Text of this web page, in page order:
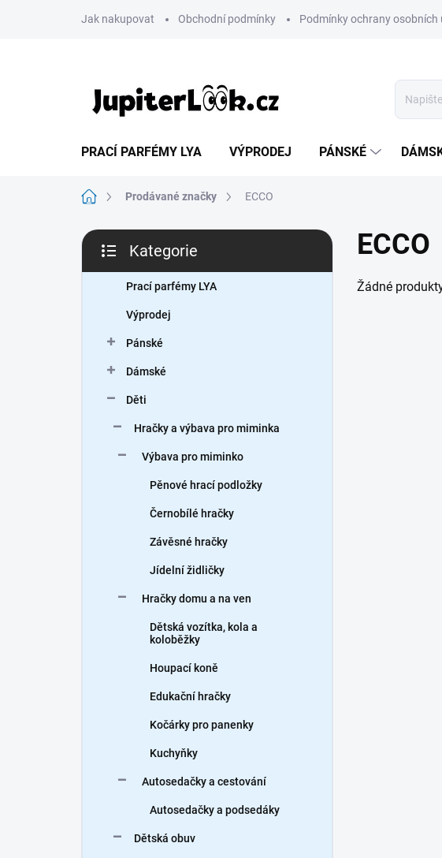
Jak nakupovat Obchodní podmínky Podmínky ochrany osobních
PRACÍ PARFÉMY LYA VÝPRODEJ PÁNSKÉ
Domů Prodávané značky ECCO
P
s
kategorie
Kategorie
Prací parfémy LYA
Výprodej
Pánské
Dámské
Děti
Hračky a výbava pro miminka
Výbava pro miminko
Pěnové hrací podložky
Černobílé hračky
Závěsné hračky
Jídelní židličky
Hračky domu a na ven
Dětská vozítka, kola a
koloběžky
Houpací koně
Edukační hračky
Kočárky pro panenky
Kuchyňky
Autosedačky a cestování
Autosedačky a podsedáky
Dětská obuv
ECCO
Žádné